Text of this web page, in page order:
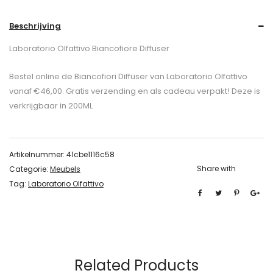
Beschrijving
Laboratorio Olfattivo Biancofiore Diffuser
Bestel online de Biancofiori Diffuser van Laboratorio Olfattivo
vanaf €46,00. Gratis verzending en als cadeau verpakt! Deze is
verkrijgbaar in 200ML
Artikelnummer: 41cbe1116c58
Categorie: Meubels
Tag: Laboratorio Olfattivo
Share with
Related Products